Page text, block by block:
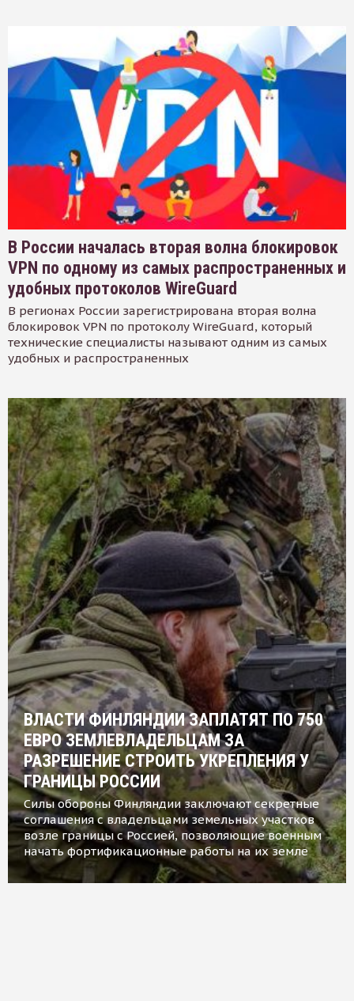
В России началась вторая волна блокировок
VPN по одному из самых распространенных и
удобных протоколов WireGuard
В регионах России зарегистрирована вторая волна
блокировок VPN по протоколу WireGuard, который
технические специалисты называют одним из самых
удобных и распространенных
ВЛАСТИ ФИНЛЯНДИИ ЗАПЛАТЯТ ПО 750
ЕВРО ЗЕМЛЕВЛАДЕЛЬЦАМ ЗА
РАЗРЕШЕНИЕ СТРОИТЬ УКРЕПЛЕНИЯ У
ГРАНИЦЫ РОССИИ
Силы обороны Финляндии заключают секретные
соглашения с владельцами земельных участков
возле границы с Россией, позволяющие военным
начать фортификационные работы на их земле